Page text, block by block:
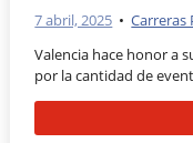
7 abril, 2025 •Carreras
Valencia hace honor a
por la cantidad de